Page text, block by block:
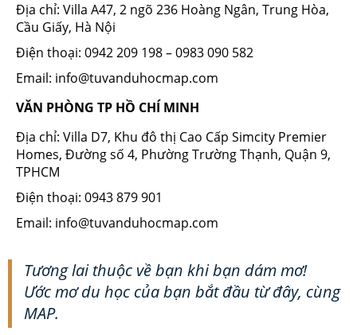
Địa chỉ: Villa A47, 2 ngõ 236 Hoàng Ngân, Trung Hòa,
Cầu Giấy, Hà Nội
Điện thoại: 0942 209 198 – 0983 090 582
Email: info@tuvanduhocmap.com
VĂN PHÒNG TP HỒ CHÍ MINH
Địa chỉ: Villa D7, Khu đô thị Cao Cấp Simcity Premier
Homes, Đường số 4, Phường Trường Thạnh, Quận 9,
TPHCM
Điện thoại: 0943 879 901
Email: info@tuvanduhocmap.com
Tương lai thuộc về bạn khi bạn dám mơ!
Ước mơ du học của bạn bắt đầu từ đây, cùng
MAP.